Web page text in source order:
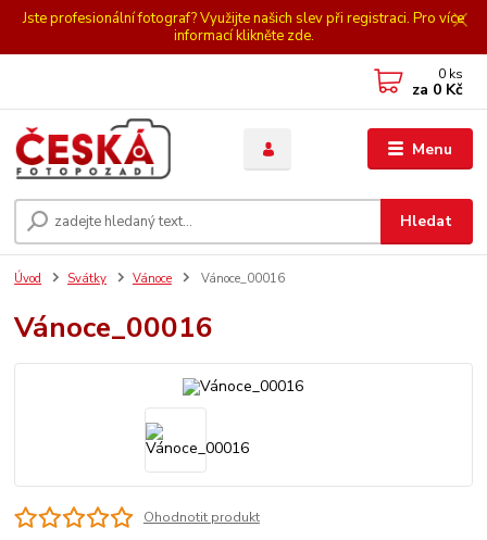
Jste profesionální fotograf? Využijte našich slev při registraci. Pro více
informací klikněte zde.
Menu
Hledat
0 ks
za 0 Kč
Úvod Svátky Vánoce Vánoce_00016
Vánoce_00016
Ohodnotit produkt